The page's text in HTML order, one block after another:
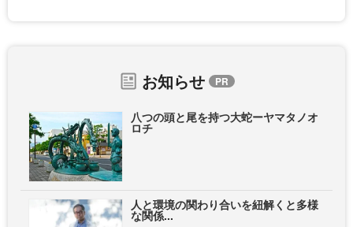
お知らせ
八つの頭と尾を持つ大蛇ーヤマタノオ
ロチ
人と環境の関わり合いを紐解くと多様
な関係...